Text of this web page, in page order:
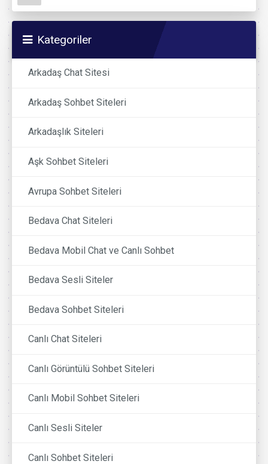
Kategoriler
Arkadaş Chat Sitesi
Arkadaş Sohbet Siteleri
Arkadaşlık Siteleri
Aşk Sohbet Siteleri
Avrupa Sohbet Siteleri
Bedava Chat Siteleri
Bedava Mobil Chat ve Canlı Sohbet
Bedava Sesli Siteler
Bedava Sohbet Siteleri
Canlı Chat Siteleri
Canlı Görüntülü Sohbet Siteleri
Canlı Mobil Sohbet Siteleri
Canlı Sesli Siteler
Canlı Sohbet Siteleri